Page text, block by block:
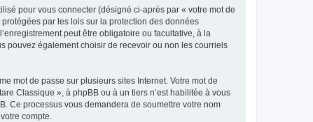
pour vous connecter (désigné ci-après par « votre mot de
par les lois sur la protection des données
peut être obligatoire ou facultative, à la
pouvez également choisir de recevoir ou non les courriels
mot de passe sur plusieurs sites Internet. Votre mot de
Classique », à phpBB ou à un tiers n’est habilitée à vous
Ce processus vous demandera de soumettre votre nom
compte.